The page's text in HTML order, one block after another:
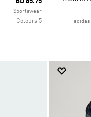
Sportswear
5 Colours